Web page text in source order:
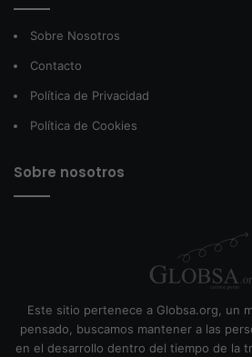
Sobre Nosotros
Contacto
Política de Privacidad
Política de Cookies
Sobre nosotros
Este sitio pertenece a Globsa.org, un
pensado, buscamos mantener a las
en el desarrollo dentro del tiempo de la